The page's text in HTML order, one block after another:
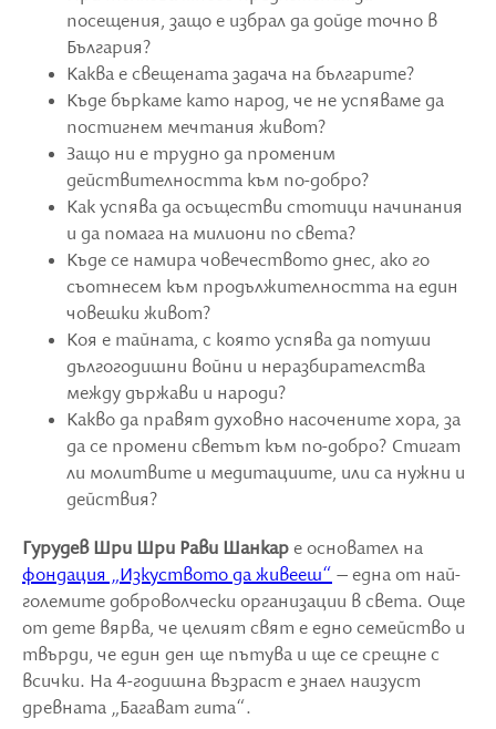
посещения, защо е избрал да дойде точно в
България?
Каква е свещената задача на българите?
Къде бъркаме като народ, че не успяваме да
постигнем мечтания живот?
Защо ни е трудно да променим
действителността към по-добро?
Как успява да осъществи стотици начинания
и да помага на милиони по света?
Къде се намира човечеството днес, ако го
съотнесем към продължителността на един
човешки живот?
Коя е тайната, с която успява да потуши
дългогодишни войни и неразбирателства
между държави и народи?
Какво да правят духовно насочените хора, за
да се промени светът към по-добро? Стигат
ли молитвите и медитациите, или са нужни и
действия?
Гурудев Шри Шри Рави Шанкар е основател на
фондация „Изкуството да живееш“ – една от най-
големите доброволчески организации в света. Още
от дете вярва, че целият свят е едно семейство и
твърди, че един ден ще пътува и ще се срещне с
всички. На 4-годишна възраст е знаел наизуст
древната „Багават гита“.